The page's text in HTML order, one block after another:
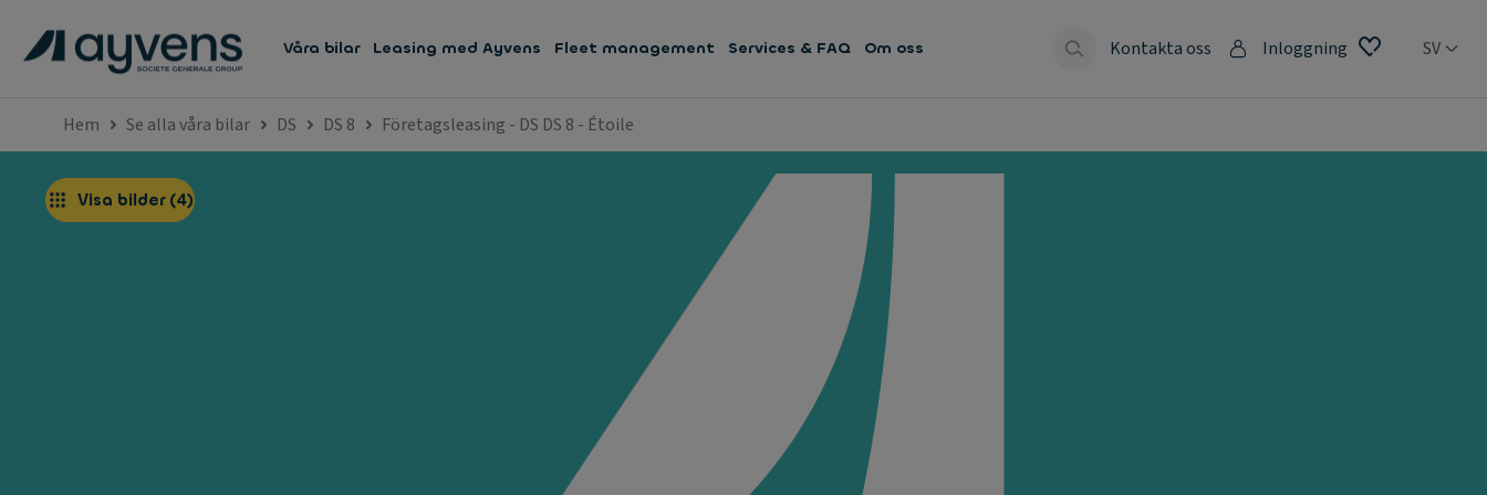
Våra bilar Leasing med Ayvens Fleet management Services & FAQ Om oss Kontakta oss Inloggning SV
Hem Se alla våra bilar DS DS 8 Företagsleasing - DS DS 8 - Étoile
Visa bilder(4)